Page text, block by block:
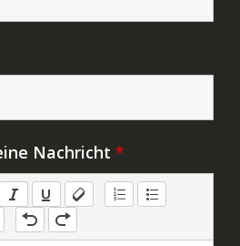
Nachricht *